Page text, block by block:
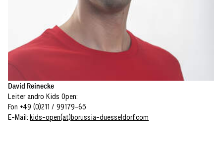
David Reinecke
Leiter andro Kids Open:
Fon +49 (0)211 / 99179-65
E-Mail: kids-open(at)borussia-duesseldorf.com